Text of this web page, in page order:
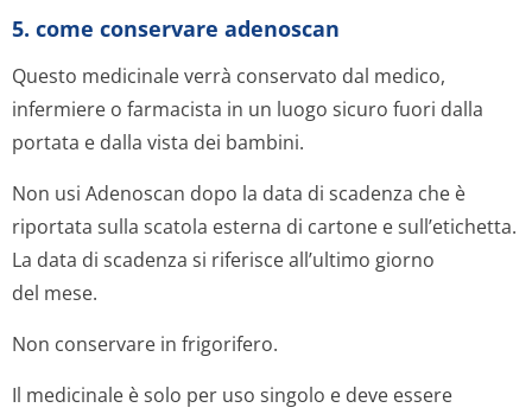
5. come conservare adenoscan
Questo medicinale verrà conservato dal medico,
infermiere o farmacista in un luogo sicuro fuori dalla
portata e dalla vista dei bambini.
Non usi Adenoscan dopo la data di scadenza che è
riportata sulla scatola esterna di cartone e sull’etichetta.
La data di scadenza si riferisce all’ultimo giorno
del mese.
Non conservare in frigorifero.
Il medicinale è solo per uso singolo e deve essere